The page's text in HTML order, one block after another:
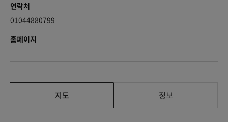
연락처
01044880799
홈페이지
지도 정보